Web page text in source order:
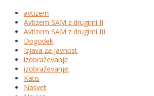
avtizem
Avtizem SAM z drugimi II
Avtizem SAM z drugimi III
Dogodek
Izjava za javnost
izobraževanje
izobraževanje;
Katis
Nasvet